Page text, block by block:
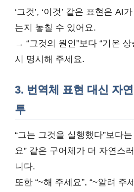
‘그것’, ‘이것’ 같은 표현은 AI
는지 놓칠 수 있어요.
→ “그것의 원인”보다 “기온
시 명시해 주세요.
3. 번역체 표현 대신 자
투
“그는 그것을 실행했다”보다
요” 같은 구어체가 더 자연스
니다.
또한 “~해 주세요”, “~알려 주